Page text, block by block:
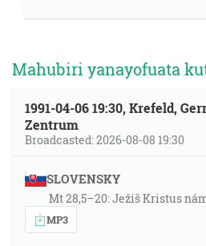
Mahubiri yanayofuata
1991-04-06 19:30, Krefeld,
Zentrum
Broadcasted: 2026-08-08 19:30
SLOVENSKY
Mt 28,5–20: Ježiš Kristus
MP3